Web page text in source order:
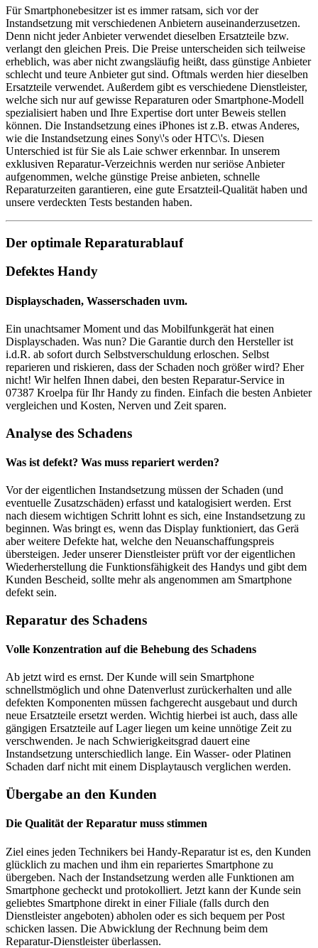
Für Smartphonebesitzer ist es immer ratsam, sich vor der
Instandsetzung mit verschiedenen Anbietern auseinanderzusetzen.
Denn nicht jeder Anbieter verwendet dieselben Ersatzteile bzw.
verlangt den gleichen Preis. Die Preise unterscheiden sich teilweise
erheblich, was aber nicht zwangsläufig heißt, dass günstige Anbieter
schlecht und teure Anbieter gut sind. Oftmals werden hier dieselben
Ersatzteile verwendet. Außerdem gibt es verschiedene Dienstleister,
welche sich nur auf gewisse Reparaturen oder Smartphone-Modell
spezialisiert haben und Ihre Expertise dort unter Beweis stellen
können. Die Instandsetzung eines iPhones ist z.B. etwas Anderes,
wie die Instandsetzung eines Sony\'s oder HTC\'s. Diesen
Unterschied ist für Sie als Laie schwer erkennbar. In unserem
exklusiven Reparatur-Verzeichnis werden nur seriöse Anbieter
aufgenommen, welche günstige Preise anbieten, schnelle
Reparaturzeiten garantieren, eine gute Ersatzteil-Qualität haben und
unsere verdeckten Tests bestanden haben.
Der optimale Reparaturablauf
Defektes Handy
Displayschaden, Wasserschaden uvm.
Ein unachtsamer Moment und das Mobilfunkgerät hat einen
Displayschaden. Was nun? Die Garantie durch den Hersteller ist
i.d.R. ab sofort durch Selbstverschuldung erloschen. Selbst
reparieren und riskieren, dass der Schaden noch größer wird? Eher
nicht! Wir helfen Ihnen dabei, den besten Reparatur-Service in
07387 Kroelpa für Ihr Handy zu finden. Einfach die besten Anbieter
vergleichen und Kosten, Nerven und Zeit sparen.
Analyse des Schadens
Was ist defekt? Was muss repariert werden?
Vor der eigentlichen Instandsetzung müssen der Schaden (und
eventuelle Zusatzschäden) erfasst und katalogisiert werden. Erst
nach diesem wichtigen Schritt lohnt es sich, eine Instandsetzung zu
beginnen. Was bringt es, wenn das Display funktioniert, das Gerä
aber weitere Defekte hat, welche den Neuanschaffungspreis
übersteigen. Jeder unserer Dienstleister prüft vor der eigentlichen
Wiederherstellung die Funktionsfähigkeit des Handys und gibt dem
Kunden Bescheid, sollte mehr als angenommen am Smartphone
defekt sein.
Reparatur des Schadens
Volle Konzentration auf die Behebung des Schadens
Ab jetzt wird es ernst. Der Kunde will sein Smartphone
schnellstmöglich und ohne Datenverlust zurückerhalten und alle
defekten Komponenten müssen fachgerecht ausgebaut und durch
neue Ersatzteile ersetzt werden. Wichtig hierbei ist auch, dass alle
gängigen Ersatzteile auf Lager liegen um keine unnötige Zeit zu
verschwenden. Je nach Schwierigkeitsgrad dauert eine
Instandsetzung unterschiedlich lange. Ein Wasser- oder Platinen
Schaden darf nicht mit einem Displaytausch verglichen werden.
Übergabe an den Kunden
Die Qualität der Reparatur muss stimmen
Ziel eines jeden Technikers bei Handy-Reparatur ist es, den Kunden
glücklich zu machen und ihm ein repariertes Smartphone zu
übergeben. Nach der Instandsetzung werden alle Funktionen am
Smartphone gecheckt und protokolliert. Jetzt kann der Kunde sein
geliebtes Smartphone direkt in einer Filiale (falls durch den
Dienstleister angeboten) abholen oder es sich bequem per Post
schicken lassen. Die Abwicklung der Rechnung beim dem
Reparatur-Dienstleister überlassen.